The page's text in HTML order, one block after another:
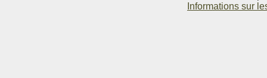
Informations sur